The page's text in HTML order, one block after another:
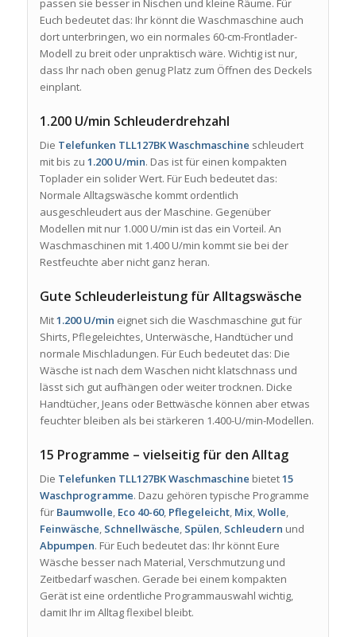
passen sie besser in Nischen und kleine Räume. Für
Euch bedeutet das: Ihr könnt die Waschmaschine auch
dort unterbringen, wo ein normales 60-cm-Frontlader-
Modell zu breit oder unpraktisch wäre. Wichtig ist nur,
dass Ihr nach oben genug Platz zum Öffnen des Deckels
einplant.
1.200 U/min Schleuderdrehzahl
Die Telefunken TLL127BK Waschmaschine schleudert
mit bis zu 1.200 U/min. Das ist für einen kompakten
Toplader ein solider Wert. Für Euch bedeutet das:
Normale Alltagswäsche kommt ordentlich
ausgeschleudert aus der Maschine. Gegenüber
Modellen mit nur 1.000 U/min ist das ein Vorteil. An
Waschmaschinen mit 1.400 U/min kommt sie bei der
Restfeuchte aber nicht ganz heran.
Gute Schleuderleistung für Alltagswäsche
Mit1.200 U/min eignet sich die Waschmaschine gut für
Shirts, Pflegeleichtes, Unterwäsche, Handtücher und
normale Mischladungen. Für Euch bedeutet das: Die
Wäsche ist nach dem Waschen nicht klatschnass und
lässt sich gut aufhängen oder weiter trocknen. Dicke
Handtücher, Jeans oder Bettwäsche können aber etwas
feuchter bleiben als bei stärkeren 1.400-U/min-Modellen.
15 Programme – vielseitig für den Alltag
Die Telefunken TLL127BK Waschmaschine bietet15
Waschprogramme. Dazu gehören typische Programme
für Baumwolle, Eco 40-60, Pflegeleicht, Mix,Wolle,
Feinwäsche, Schnellwäsche, Spülen, Schleudern und
Abpumpen. Für Euch bedeutet das: Ihr könnt Eure
Wäsche besser nach Material, Verschmutzung und
Zeitbedarf waschen. Gerade bei einem kompakten
Gerät ist eine ordentliche Programmauswahl wichtig,
damit Ihr im Alltag flexibel bleibt.